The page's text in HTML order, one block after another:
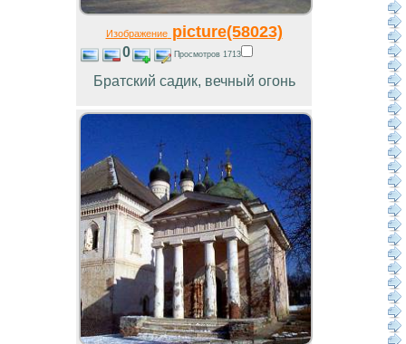
Изображениеpicture(58023)
0 Просмотров 1713
Братский садик, вечный огонь